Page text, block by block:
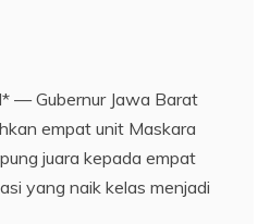
— Gubernur Jawa Barat
empat unit Maskara
juara kepada empat
yang naik kelas menjadi